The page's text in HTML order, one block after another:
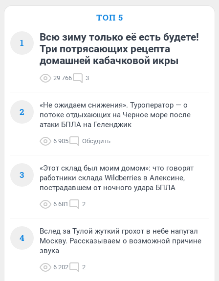
ТОП 5
1
Всю зиму только её есть будете!
Три потрясающих рецепта
домашней кабачковой икры
29 766 3
2
«Не ожидаем снижения». Туроператор — о
потоке отдыхающих на Черное море после
атаки БПЛА на Геленджик
6 905 Обсудить
3
«Этот склад был моим домом»: что говорят
работники склада Wildberries в Алексине,
пострадавшем от ночного удара БПЛА
6 681 2
4
Вслед за Тулой жуткий грохот в небе напугал
Москву. Рассказываем о возможной причине
звука
6 202 2